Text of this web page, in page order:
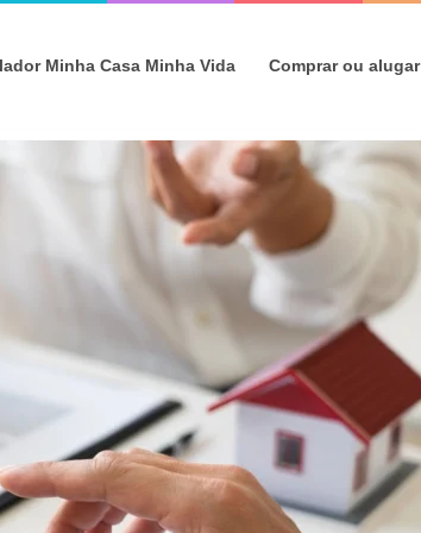
Minha Casa Minha Vida Comprar ou alugar